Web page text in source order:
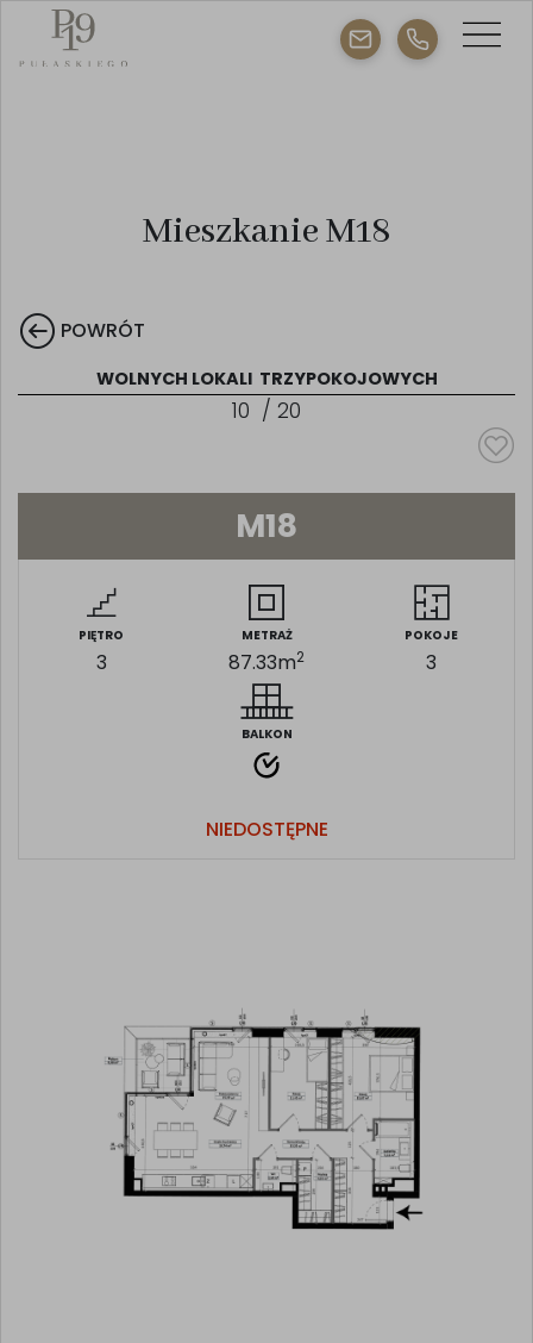
Mieszkanie M18
POWRÓT
WOLNYCH LOKALI TRZYPOKOJOWYCH
10 / 20
M18
PIĘTRO
3
METRAŻ
87.33m2
POKOJE
3
BALKON
NIEDOSTĘPNE